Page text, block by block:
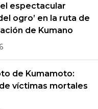
espectacular
ogro’ en la ruta de
de Kumano
de Kumamoto:
víctimas mortales